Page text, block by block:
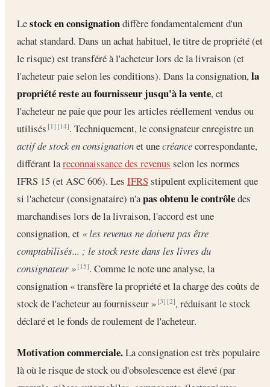
Lestock en consignationdiffère fondamentalement d'un
achat standard. Dans un achat habituel, le titre de propriété (et
le risque) est transféré à l'acheteur lors de la livraison (et
l'acheteur paie selon les conditions). Dans la consignation,la
propriété reste au fournisseur jusqu'à la vente, et
l'acheteur ne paie que pour les articles réellement vendus ou
utilisés[1] [14]. Techniquement, le consignateur enregistre un
actif de stock en consignationet unecréancecorrespondante,
différant lareconnaissance des revenus selon les normes
IFRS 15 (et ASC 606). Les IFRSstipulent explicitement que
si l'acheteur (consignataire) n'apas obtenu le contrôledes
marchandises lors de la livraison, l'accord est une
consignation, et « les revenus ne doivent pas être
comptabilisés... ; le stock reste dans les livres du
consignateur » [15]. Comme le note une analyse, la
consignation « transfère la propriété et la charge des coûts de
stock de l'acheteur au fournisseur »[3] [2], réduisant le stock
déclaré et le fonds de roulement de l'acheteur.
Motivation commerciale.La consignation est très populaire
là où le risque de stock ou d'obsolescence est élevé (par